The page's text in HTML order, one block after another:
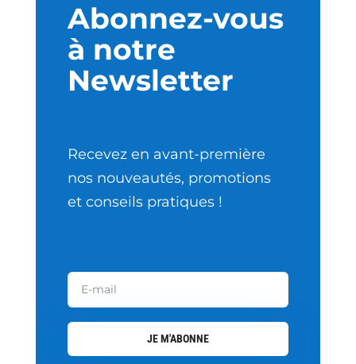
Abonnez-vous
à notre
Newsletter
Recevez en avant-première
nos nouveautés, promotions
et conseils pratiques !
JE M'ABONNE